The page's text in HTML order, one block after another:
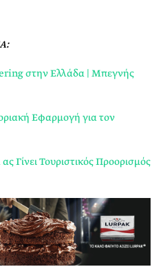
στην Ελλάδα | Μπεγνής
Εφαρμογή για τον
Γίνει Τουριστικός Προορισμός